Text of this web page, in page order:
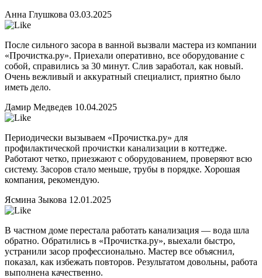
Анна Глушкова 03.03.2025
После сильного засора в ванной вызвали мастера из компании
«Прочистка.ру». Приехали оперативно, все оборудование с
собой, справились за 30 минут. Слив заработал, как новый.
Очень вежливый и аккуратный специалист, приятно было
иметь дело.
Дамир Медведев 10.04.2025
Периодически вызываем «Прочистка.ру» для
профилактической прочистки канализации в коттедже.
Работают четко, приезжают с оборудованием, проверяют всю
систему. Засоров стало меньше, трубы в порядке. Хорошая
компания, рекомендую.
Ясмина Зыкова 12.01.2025
В частном доме перестала работать канализация — вода шла
обратно. Обратились в «Прочистка.ру», выехали быстро,
устранили засор профессионально. Мастер все объяснил,
показал, как избежать повторов. Результатом довольны, работа
выполнена качественно.